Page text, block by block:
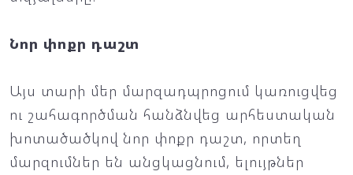
Նոր փոքր դաշտ
Այս տարի մեր մարզադպրոցում կառուցվեց
ու շահագործման հանձնվեց արհեստական
խոտածածկով նոր փոքր դաշտ, որտեղ
մարզումներ են անցկացնում, ելույթներ